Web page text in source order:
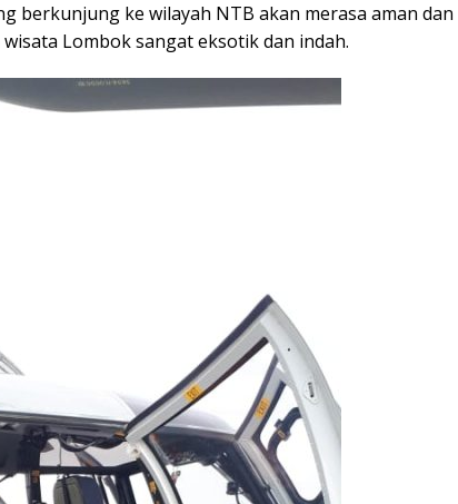
berkunjung ke wilayah NTB akan merasa aman dan
Lombok sangat eksotik dan indah.